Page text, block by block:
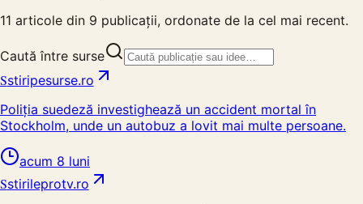
11 articole din 9 publicații, ordonate de la cel mai recent.
Caută între surse
Sstiripesurse.ro
Poliția suedeză investighează un accident mortal în
Stockholm, unde un autobuz a lovit mai multe persoane.
acum 8 luni
Sstirileprotv.ro